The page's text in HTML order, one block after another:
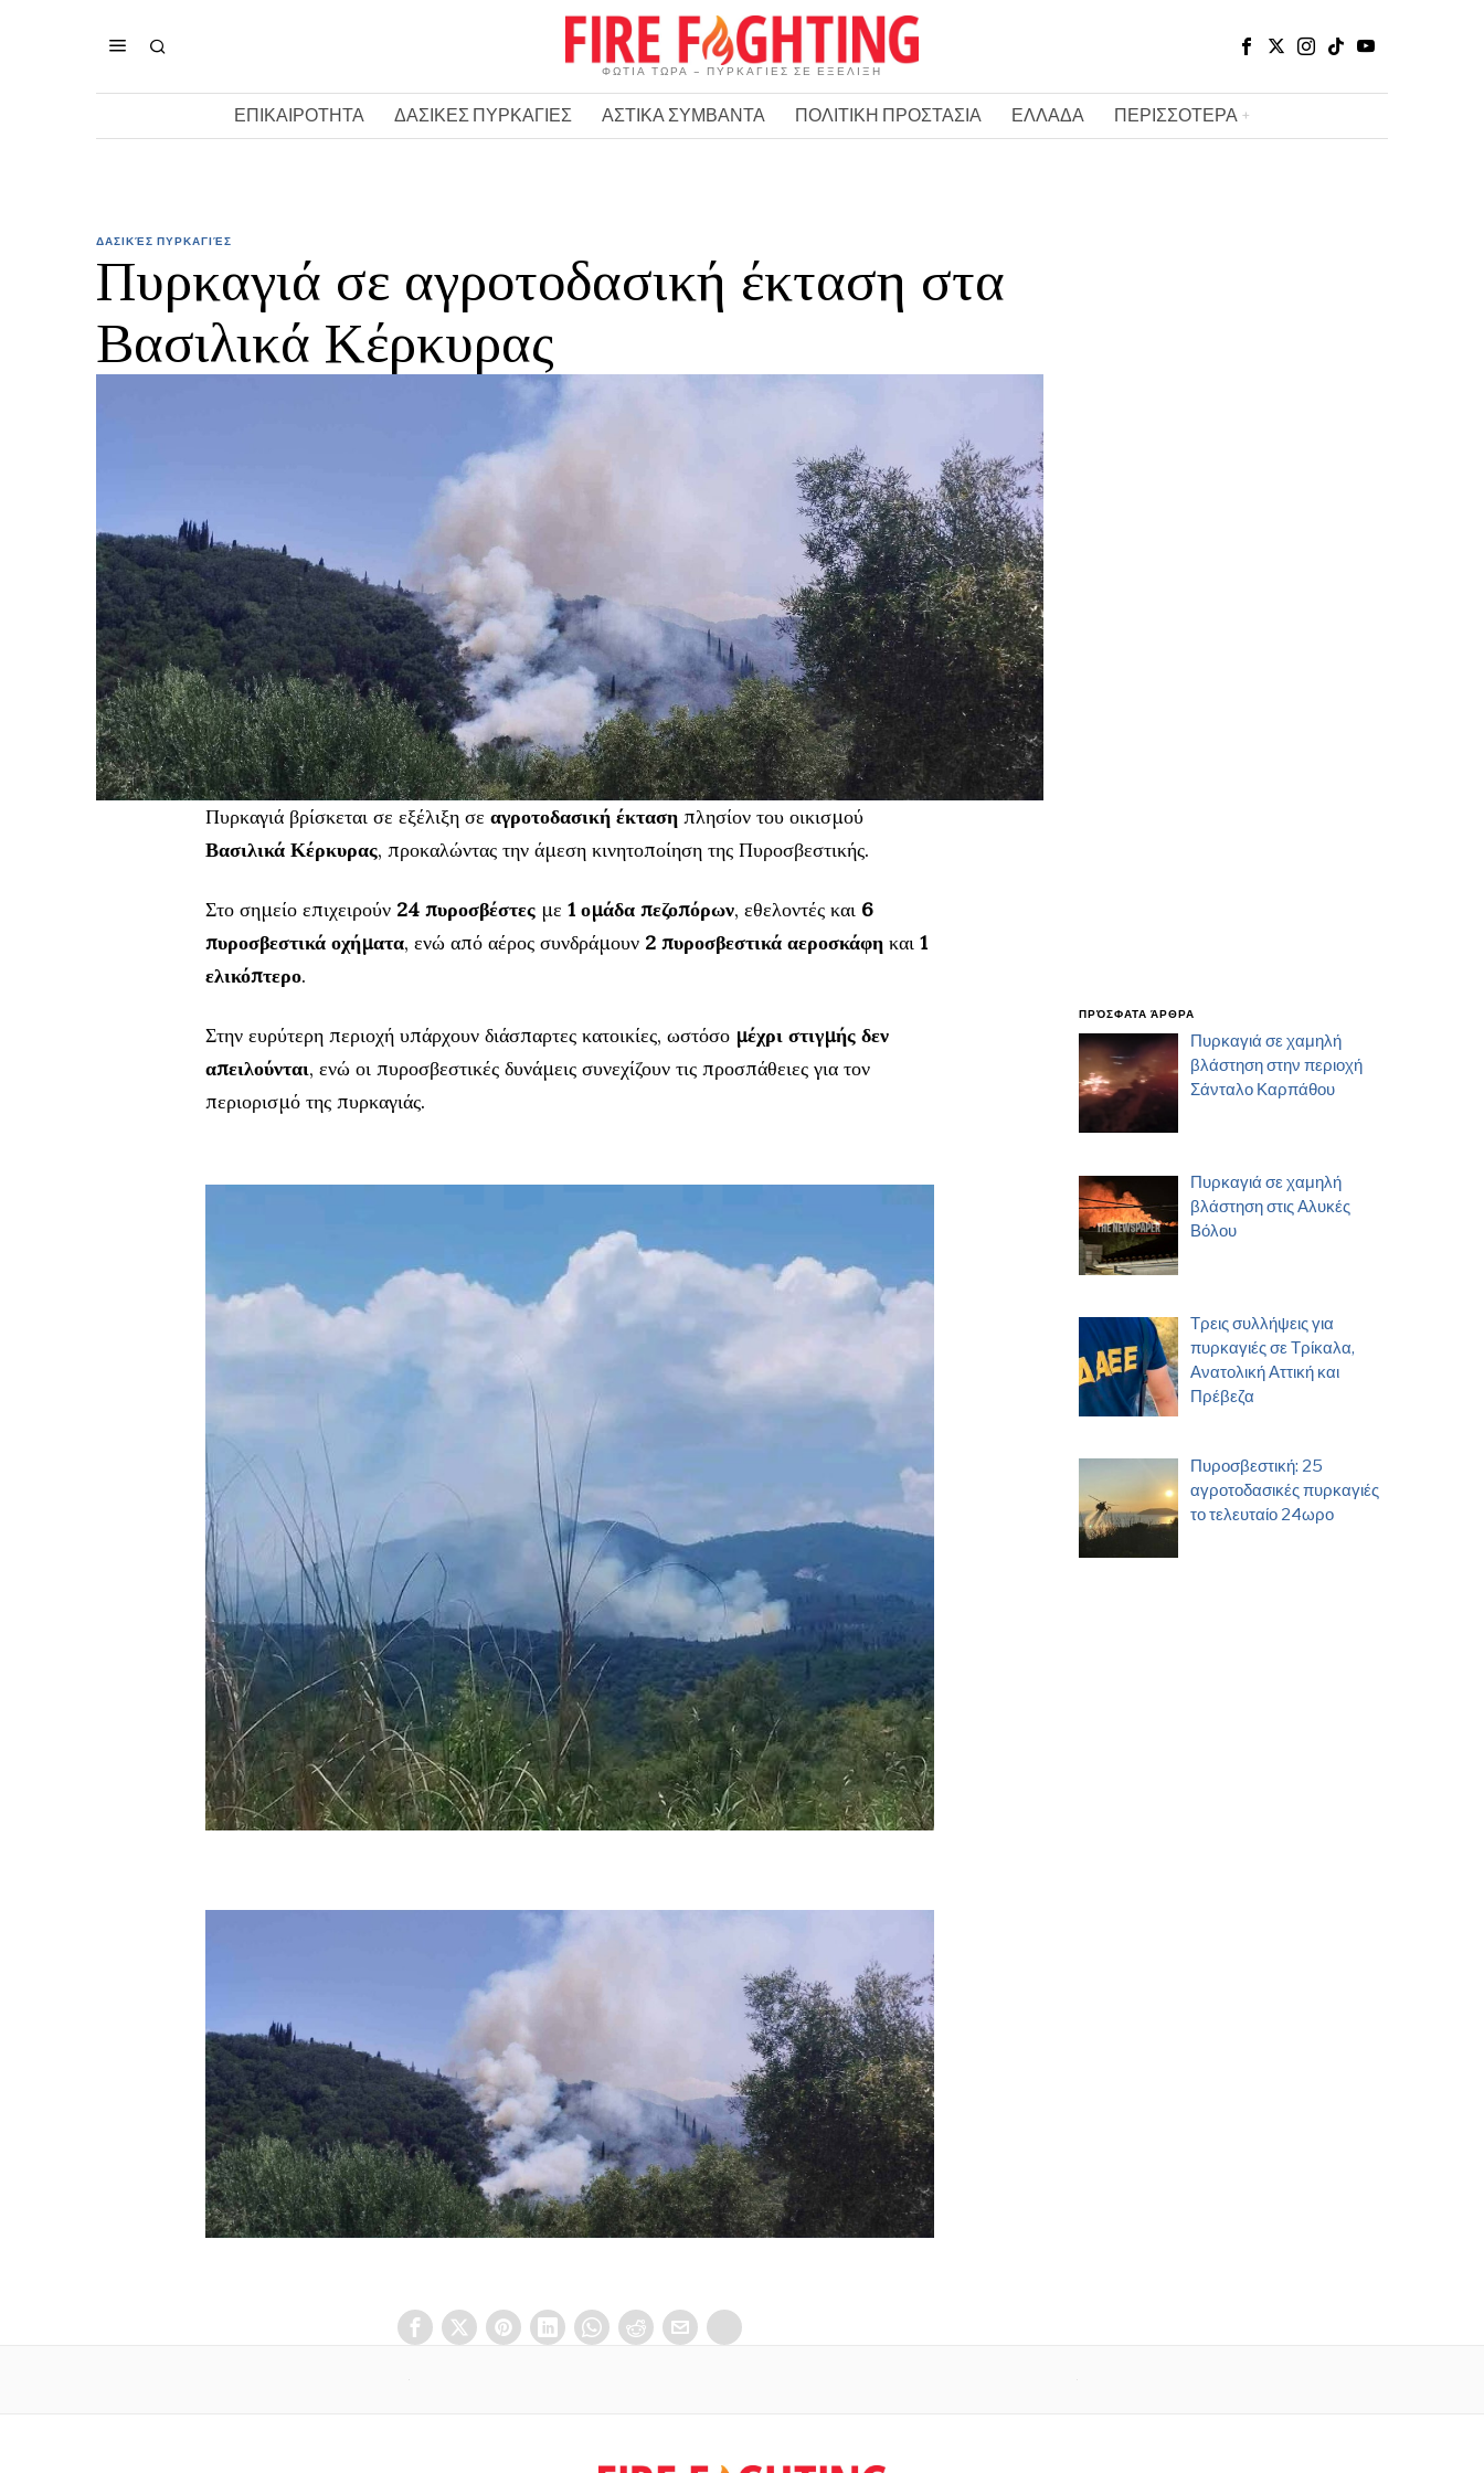
ΦΩΤΙΑ ΤΩΡΑ – ΠΥΡΚΑΓΙΕΣ ΣΕ ΕΞΕΛΙΞΗ
ΕΠΙΚΑΙΡΟΤΗΤΑ ΔΑΣΙΚΕΣ ΠΥΡΚΑΓΙΕΣ ΑΣΤΙΚΑ ΣΥΜΒΑΝΤΑ ΠΟΛΙΤΙΚΗ ΠΡΟΣΤΑΣΙΑ ΕΛΛΑΔΑ ΠΕΡΙΣΣΟΤΕΡΑ
ΔΑΣΙΚΈΣ ΠΥΡΚΑΓΙΈΣ
Πυρκαγιά σε αγροτοδασική έκταση στα
Βασιλικά Κέρκυρας
Πυρκαγιά βρίσκεται σε εξέλιξη σε αγροτοδασική έκταση πλησίον του οικισμού
Βασιλικά Κέρκυρας, προκαλώντας την άμεση κινητοποίηση της Πυροσβεστικής.
Στο σημείο επιχειρούν 24 πυροσβέστες με 1 ομάδα πεζοπόρων, εθελοντές και 6
πυροσβεστικά οχήματα, ενώ από αέρος συνδράμουν 2 πυροσβεστικά αεροσκάφη και 1
ελικόπτερο.
Στην ευρύτερη περιοχή υπάρχουν διάσπαρτες κατοικίες, ωστόσο μέχρι στιγμής δεν
απειλούνται, ενώ οι πυροσβεστικές δυνάμεις συνεχίζουν τις προσπάθειες για τον
περιορισμό της πυρκαγιάς.
ΠΡΌΣΦΑΤΑ ΆΡΘΡΑ
Πυρκαγιά σε χαμηλή
βλάστηση στην περιοχή
Σάνταλο Καρπάθου
Πυρκαγιά σε χαμηλή
βλάστηση στις Αλυκές
Βόλου
Τρεις συλλήψεις για
πυρκαγιές σε Τρίκαλα,
Ανατολική Αττική και
Πρέβεζα
Πυροσβεστική: 25
αγροτοδασικές πυρκαγιές
το τελευταίο 24ωρο